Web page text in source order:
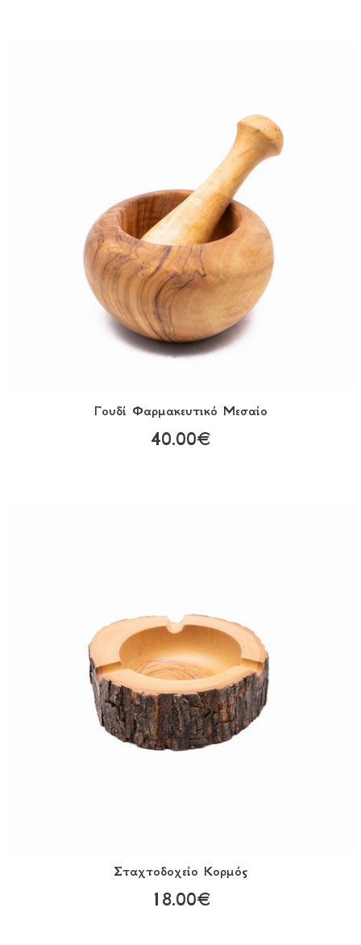
Γουδί Φαρμακευτικό Mεσαίο
40.00€
Σταχτοδοχείο Κορμός
18.00€